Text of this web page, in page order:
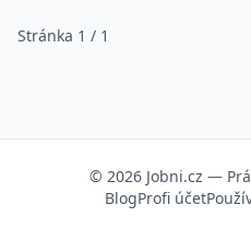
Stránka 1 / 1
© 2026 Jobni.cz —
BlogProfi účet